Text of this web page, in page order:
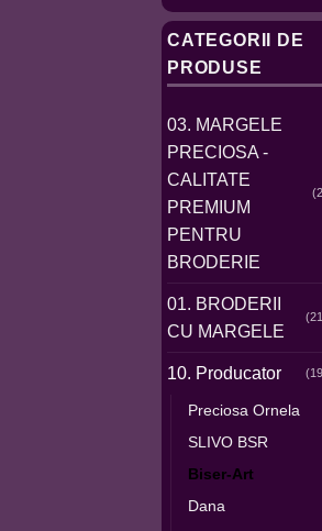
CATEGORII DE
PRODUSE
03. MARGELE
PRECIOSA -
CALITATE
PREMIUM
PENTRU
BRODERIE
01. BRODERII
CU MARGELE
10. Producator
Preciosa Ornela
SLIVO BSR
Biser-Art
Dana